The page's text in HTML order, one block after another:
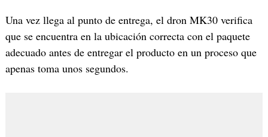
Una vez llega al punto de entrega, el dron MK30 verifica
que se encuentra en la ubicación correcta con el paquete
adecuado antes de entregar el producto en un proceso que
apenas toma unos segundos.